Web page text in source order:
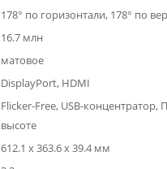
178° по горизонтали, 178° по
16.7 млн
матовое
DisplayPort, HDMI
Flicker-Free, USB-
высоте
612.1 x 363.6 x 39.4 мм